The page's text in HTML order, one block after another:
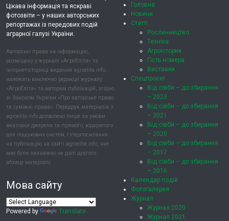
Цікава інформація та яскраві
фотозвіти – у наших авторських
репортажах із передових подій
аграрної галузі України.
Авторські права на інформацію,
розміщену у журналі «АгроЕліта» та
інтернет-сторінці видання agroelita.info,
належать виключно редакції журналу
«АгроЕліта» та авторам публікацій, згідно
зі Законом України «Про авторське право
та суміжні права». Передрук матеріалів з
agroelita.info дозволено лише за умови
вказівки джерела та прямого, відкритого
для пошукових систем, гіперпосилання
на публікацію на сайті agroelita.info, яке
має бути зазначено не далі другого
абзацу матеріалу.
Мова сайту
Powered by Translate
Головна
Новини
Статті
Рослинництво
Техніка
Агроісторик
Гість номера
Виставки
Спецпроєкт
Від сівби – до збирання
– 2023
Від сівби – до збирання
– 2021
Від сівби – до збирання
– 2020
Від сівби – до збирання
– 2017
Від сівби – до збирання
– 2016
Календар подій
Фотогалерея
Журнал
Журнал 2020
Журнал 2021